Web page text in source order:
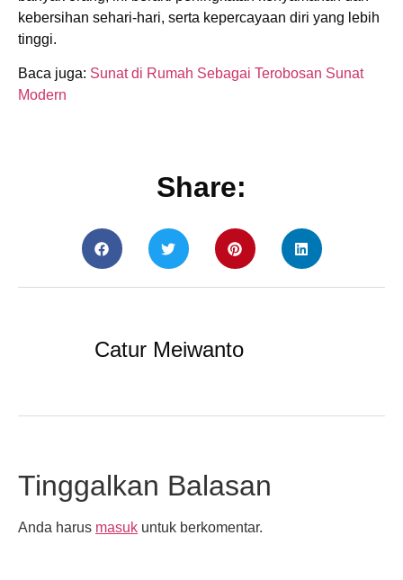
kebersihan sehari-hari, serta kepercayaan diri yang lebih
tinggi.
Baca juga: Sunat di Rumah Sebagai Terobosan Sunat
Modern
Share:
Catur Meiwanto
Tinggalkan Balasan
Anda harus masuk untuk berkomentar.